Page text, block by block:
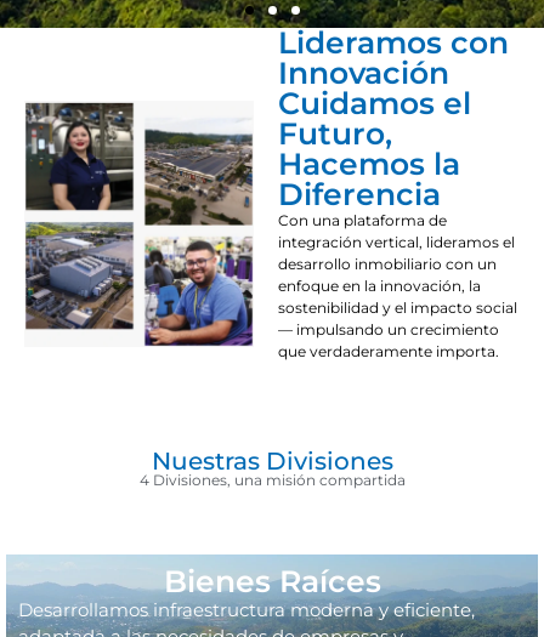
Lideramos con
Innovación
Cuidamos el
Futuro,
Hacemos la
Diferencia
Con una plataforma de
integración vertical, lideramos el
desarrollo inmobiliario con un
enfoque en la innovación, la
sostenibilidad y el impacto social
— impulsando un crecimiento
que verdaderamente importa.
Nuestras Divisiones
4 Divisiones, una misión compartida
Bienes Raíces
Desarrollamos infraestructura moderna y eficiente,